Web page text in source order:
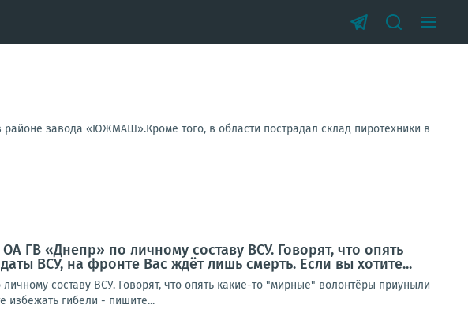
завода «ЮЖМАШ».Кроме того, в области пострадал склад пиротехники в
ГВ «Днепр» по личному составу ВСУ. Говорят, что опять
ВСУ, на фронте Вас ждёт лишь смерть. Если вы хотите...
составу ВСУ. Говорят, что опять какие-то "мирные" волонтёры приуныли
избежать гибели - пишите...